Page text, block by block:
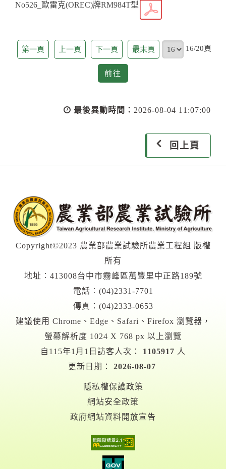
No526_歐雷克(OREC)牌RM984T型
第一頁 上一頁 下一頁 最末頁 頁
16/20頁
前往
往
最後異動時間： 2026-08-04 11:07:00
回上頁
Copyright©2023 農業部農業試驗所農業工程組 版權
所有
地址︰413008台中市霧峰區萬豐里中正路189號
電話︰(04)2331-7701
傳真：(04)2333-0653
建議使用 Chrome、Edge、Safari、Firefox 瀏覽器，
螢幕解析度 1024 X 768 px 以上瀏覽
自115年1月1日訪客人次：
1105917 人
更新日期：
2026-08-07
隱私權保護政策
網站安全政策
政府網站資料開放宣告